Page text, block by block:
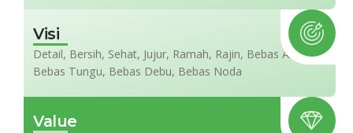
Visi
Detail, Bersih, Sehat, Jujur, Ramah, Rajin, Bebas Alergi,
Bebas Tungu, Bebas Debu, Bebas Noda
Value